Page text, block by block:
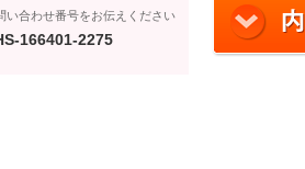
い合わせ番号をお伝えください
166401-2275